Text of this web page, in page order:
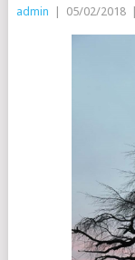
admin 05/02/2018